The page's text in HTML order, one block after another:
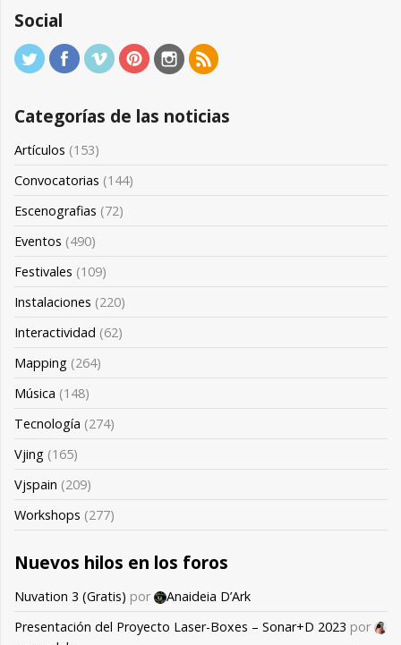
Social
Categorías de las noticias
Artículos (153)
Convocatorias (144)
Escenografias (72)
Eventos (490)
Festivales (109)
Instalaciones (220)
Interactividad (62)
Mapping (264)
Música (148)
Tecnología (274)
Vjing (165)
Vjspain (209)
Workshops (277)
Nuevos hilos en los foros
Nuvation 3 (Gratis) por
Anaideia D’Ark
Presentación del Proyecto Laser-Boxes – Sonar+D 2023 por